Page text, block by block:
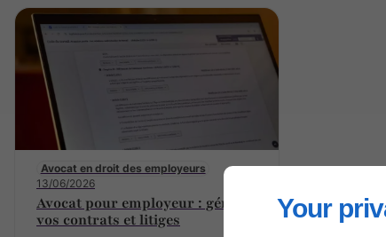
Your
Avocat en droit des employeurs
13/06/2026
Avocat pour employeur : gérer
vos contrats et litiges